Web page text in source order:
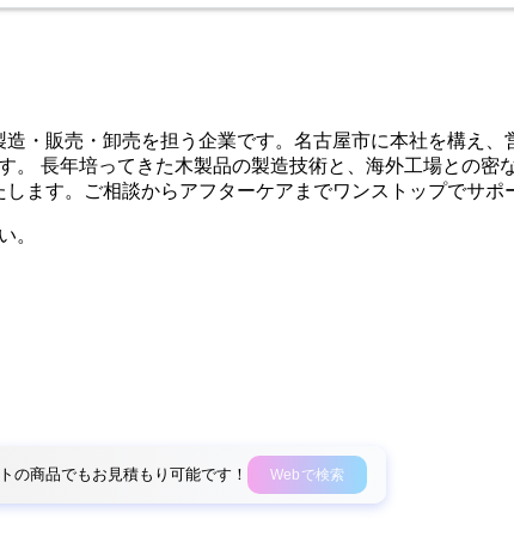
・販売・卸売を担う企業です。名古屋市に本社を構え
長年培ってきた木製品の製造技術と、海外工場との
ます。ご相談からアフターケアまでワンストップでサポ
。
の商品でもお見積もり可能です！ Webで検索